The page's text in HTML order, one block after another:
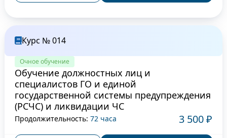
Курс № 014
Очное обучение
Обучение должностных лиц и
специалистов ГО и единой
государственной системы предупреждения
(РСЧС) и ликвидации ЧС
Продолжительность: 72 часа 3 500 ₽